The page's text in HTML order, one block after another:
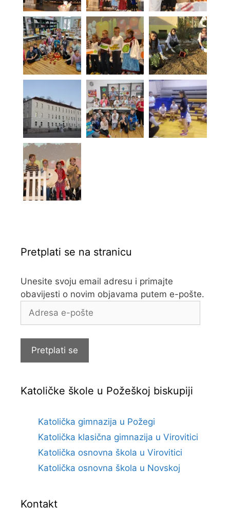
Pretplati se na stranicu
Unesite svoju email adresu i primajte
obavijesti o novim objavama putem e-pošte.
Adresa
Pretplati se
Katoličke škole u Požeškoj biskupiji
Katolička gimnazija u Požegi
Katolička klasična gimnazija u Virovitici
Katolička osnovna škola u Virovitici
Katolička osnovna škola u Novskoj
Kontakt